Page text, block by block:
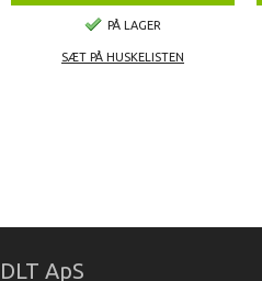
PÅ LAGER
SÆT PÅ HUSKELISTEN
DLT ApS